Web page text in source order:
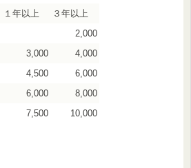
１年以上
３年以上
2,000
3,000
4,000
4,500
6,000
6,000
8,000
7,500 10,000